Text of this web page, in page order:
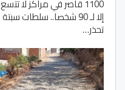
1100 قاصر في مراكز لا تتسع
إلا لـ 90 شخصا.. سلطات سبتة
تحذر…